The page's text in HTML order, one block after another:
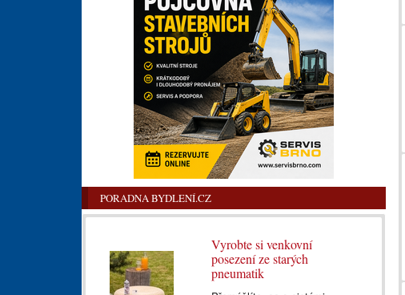
PORADNA BYDLENÍ.CZ
Vyrobte si venkovní
posezení ze starých
pneumatik